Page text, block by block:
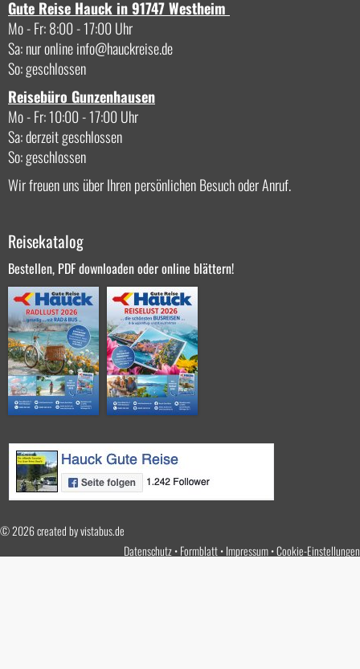
Gute Reise Hauck in 91747 Westheim
Mo - Fr: 8:00 - 17:00 Uhr
Sa: nur onlineinfo
hauckreise.de
So: geschlossen
Reisebüro Gunzenhausen
Mo - Fr: 10:00 - 17:00 Uhr
Sa: derzeit geschlossen
So: geschlossen
Wir freuen uns über Ihren persönlichen Besuch oder Anruf.
Reisekatalog
Bestellen, PDF downloaden oder online blättern!
© 2026 created byvistabus.de
Datenschutz Formblatt Impressum Cookie-Einstellungen